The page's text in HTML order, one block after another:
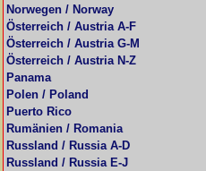
Norwegen / Norway
Österreich / Austria A-F
Österreich / Austria G-M
Österreich / Austria N-Z
Panama
Polen / Poland
Puerto Rico
Rumänien / Romania
Russland / Russia A-D
Russland / Russia E-J